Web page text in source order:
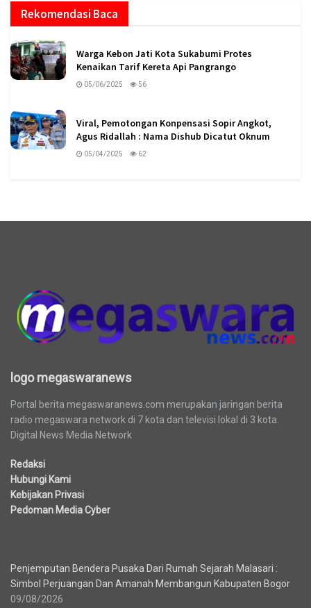
Rekomendasi Baca
Warga Kebon Jati Kota Sukabumi Protes
Kenaikan Tarif Kereta Api Pangrango
05/06/2025 56
Viral, Pemotongan Konpensasi Sopir Angkot,
Agus Ridallah : Nama Dishub Dicatut Oknum
05/04/2025 62
logo megaswaranews
Portal berita megaswaranews.com merupakan jaringan berita
radio megaswara network di 7 kota dan televisi lokal di 3 kota.
Digital News Media Network
Redaksi
Hubungi Kami
Kebijakan Privasi
Pedoman Media Cyber
Penjemputan Bendera Pusaka Dari Rumah Sejarah Malasari :
Simbol Perjuangan Dan Amanah Membangun Kabupaten Bogor
09/08/2026